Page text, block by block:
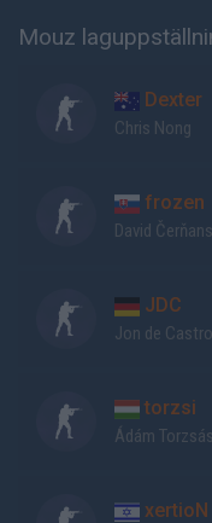
Mouz
Dexter
Chris Nong
frozen
David
JDC
Jon de Castro
torzsi
Ádám Torzsás
xertioN